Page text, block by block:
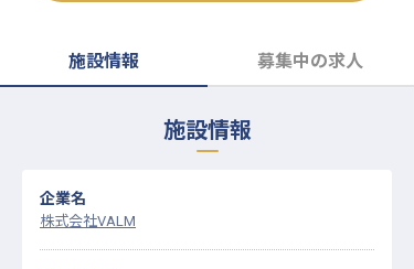
採用をお考えの企業様へ
施設情報 募集中の求人
施設情報
企業名
株式会社VALM